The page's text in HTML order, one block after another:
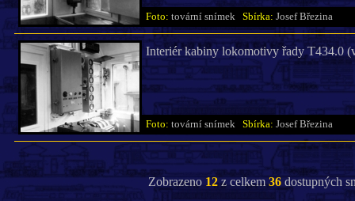
Foto: tovární snímek Sbírka: Josef Březina
Interiér kabiny lokomotivy řady T434.0
Foto: tovární snímek Sbírka: Josef Březina
Zobrazeno 12z celkem36dostupných